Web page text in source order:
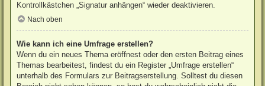
Kontrollkästchen „Signatur anhängen“ wieder deaktivieren.
Nach oben
Wie kann ich eine Umfrage erstellen?
Wenn du ein neues Thema eröffnest oder den ersten Beitrag eines
Themas bearbeitest, findest du ein Register „Umfrage erstellen“
unterhalb des Formulars zur Beitragserstellung. Solltest du diesen